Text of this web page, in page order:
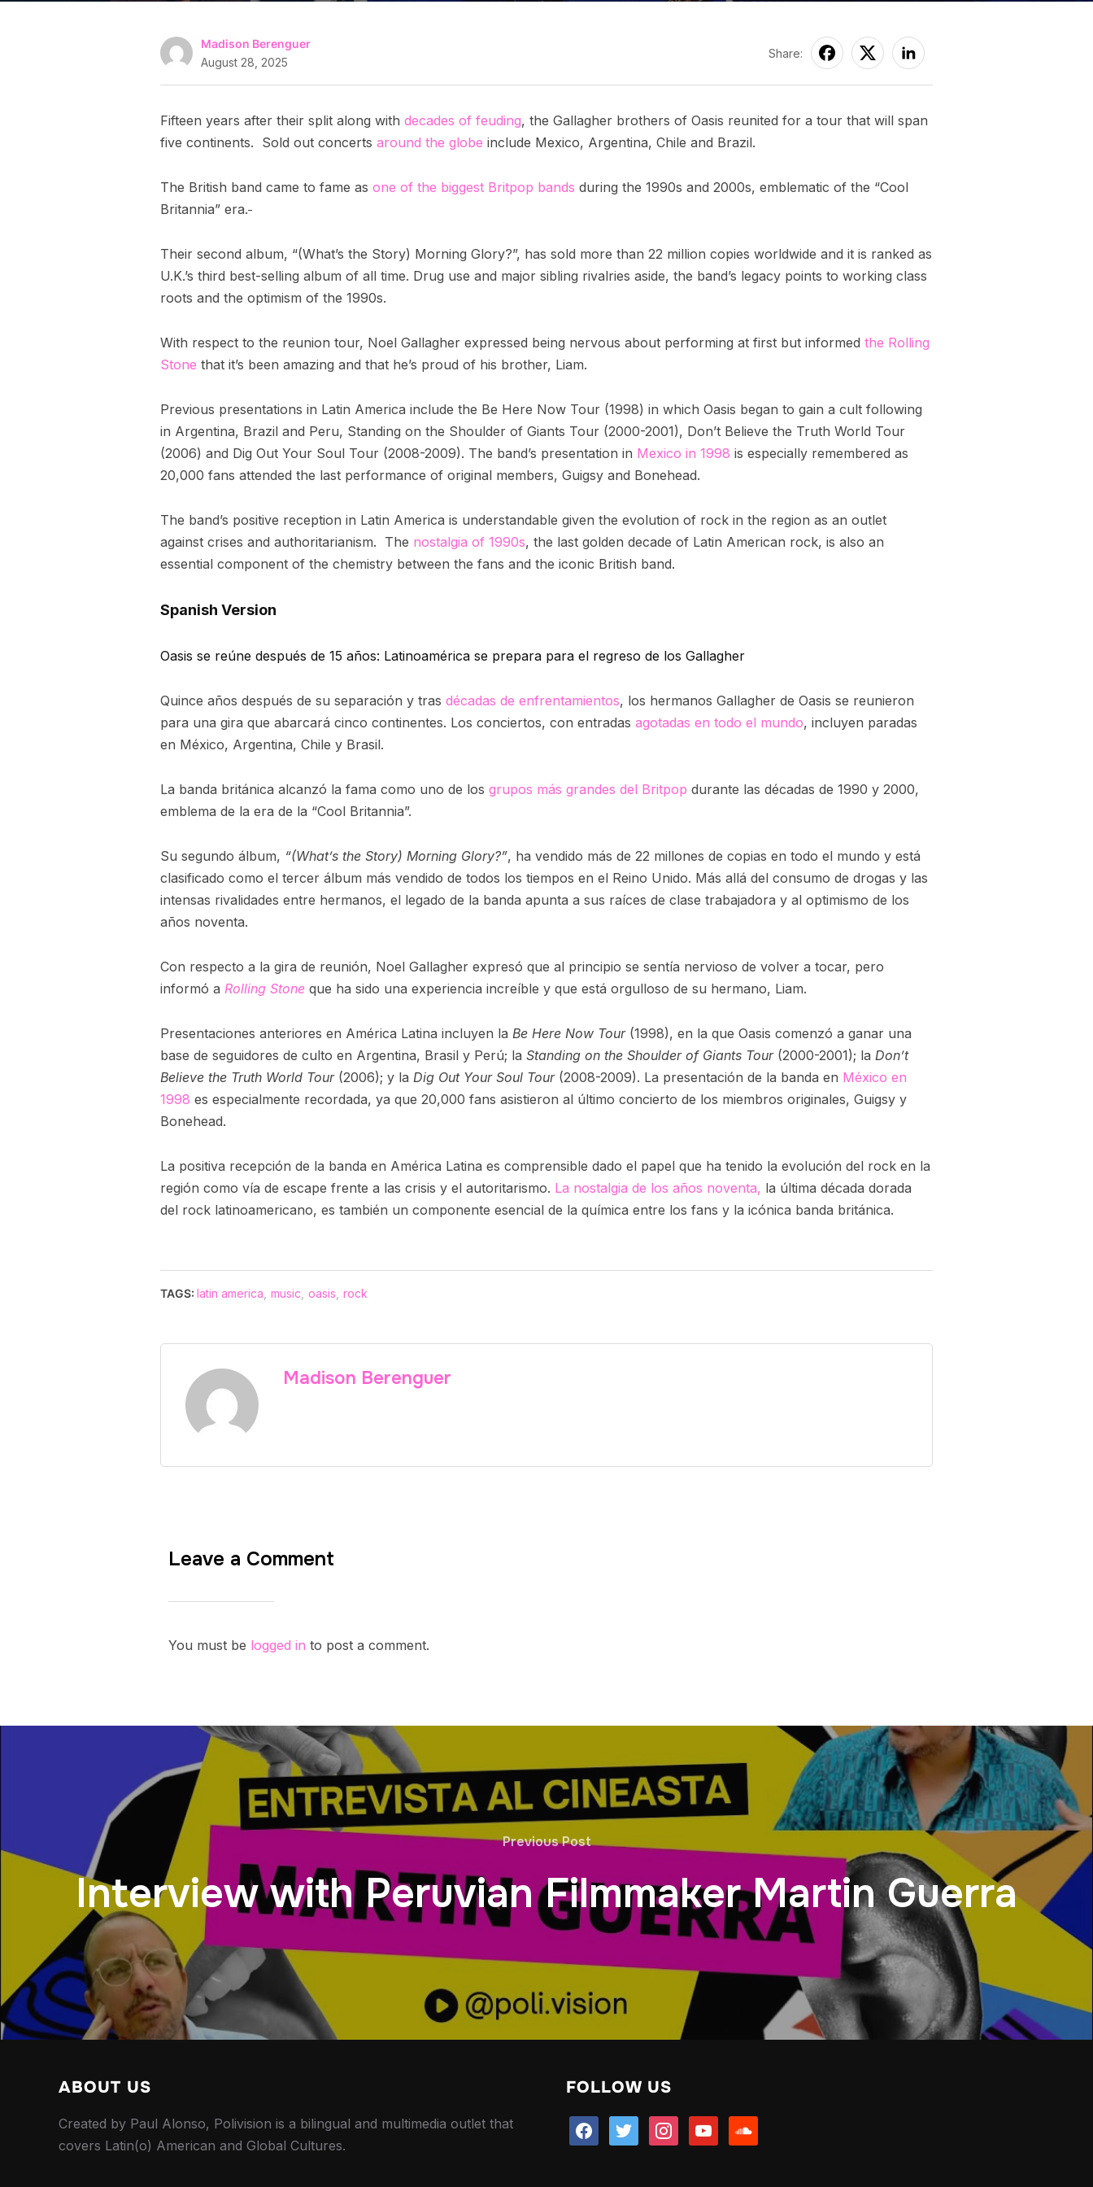
Madison Berenguer
August 28, 2025
Share:
Fifteen years after their split along with decades of feuding, the Gallagher brothers of Oasis reunited for a tour that will span
five continents. Sold out concerts around the globe include Mexico, Argentina, Chile and Brazil.
The British band came to fame as one of the biggest Britpop bands during the 1990s and 2000s, emblematic of the “Cool
Britannia” era.
Their second album, “(What’s the Story) Morning Glory?”, has sold more than 22 million copies worldwide and it is ranked as
U.K.’s third best-selling album of all time. Drug use and major sibling rivalries aside, the band’s legacy points to working class
roots and the optimism of the 1990s.
With respect to the reunion tour, Noel Gallagher expressed being nervous about performing at first but informed the Rolling
Stone that it’s been amazing and that he’s proud of his brother, Liam.
Previous presentations in Latin America include the Be Here Now Tour (1998) in which Oasis began to gain a cult following
in Argentina, Brazil and Peru, Standing on the Shoulder of Giants Tour (2000-2001), Don’t Believe the Truth World Tour
(2006) and Dig Out Your Soul Tour (2008-2009). The band’s presentation in Mexico in 1998 is especially remembered as
20,000 fans attended the last performance of original members, Guigsy and Bonehead.
The band’s positive reception in Latin America is understandable given the evolution of rock in the region as an outlet
against crises and authoritarianism. The nostalgia of 1990s, the last golden decade of Latin American rock, is also an
essential component of the chemistry between the fans and the iconic British band.
Spanish Version
Oasis se reúne después de 15 años: Latinoamérica se prepara para el regreso de los Gallagher
Quince años después de su separación y tras décadas de enfrentamientos, los hermanos Gallagher de Oasis se reunieron
para una gira que abarcará cinco continentes. Los conciertos, con entradas agotadas en todo el mundo, incluyen paradas
en México, Argentina, Chile y Brasil.
La banda británica alcanzó la fama como uno de los grupos más grandes del Britpop durante las décadas de 1990 y 2000,
emblema de la era de la “Cool Britannia”.
Su segundo álbum, “(What’s the Story) Morning Glory?”, ha vendido más de 22 millones de copias en todo el mundo y está
clasificado como el tercer álbum más vendido de todos los tiempos en el Reino Unido. Más allá del consumo de drogas y las
intensas rivalidades entre hermanos, el legado de la banda apunta a sus raíces de clase trabajadora y al optimismo de los
años noventa.
Con respecto a la gira de reunión, Noel Gallagher expresó que al principio se sentía nervioso de volver a tocar, pero
informó a Rolling Stone que ha sido una experiencia increíble y que está orgulloso de su hermano, Liam.
Presentaciones anteriores en América Latina incluyen la Be Here Now Tour(1998), en la que Oasis comenzó a ganar una
base de seguidores de culto en Argentina, Brasil y Perú; la Standing on the Shoulder of Giants Tour(2000-2001); la Don’t
Believe the Truth World Tour(2006); y la Dig Out Your Soul Tour(2008-2009). La presentación de la banda en México en
1998 es especialmente recordada, ya que 20,000 fans asistieron al último concierto de los miembros originales, Guigsy y
Bonehead.
La positiva recepción de la banda en América Latina es comprensible dado el papel que ha tenido la evolución del rock en la
región como vía de escape frente a las crisis y el autoritarismo. La nostalgia de los años noventa, la última década dorada
del rock latinoamericano, es también un componente esencial de la química entre los fans y la icónica banda británica.
TAGS: latin america music oasis rock
Madison Berenguer
Leave a Comment
You must be logged in to post a comment.
Previous Post
Interview with Peruvian Filmmaker Martin Guerra
ABOUT US
Created by Paul Alonso, Polivision is a bilingual and multimedia outlet that
covers Latin(o) American and Global Cultures.
FOLLOW US
facebooktwitter instagramyoutubesoundcloud